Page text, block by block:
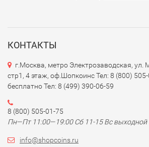
КОНТАКТЫ
г.Москва, метро Электрозаводская,
стр1, 4 этаж, оф.Шопкоинс Тел: 8 (800)
бесплатно Тел: 8 (499) 390-06-59
8 (800) 505-01-75
Пн—Пт 11:00—19:00 Сб 11-15 Вс выходной
info@shopcoins.ru